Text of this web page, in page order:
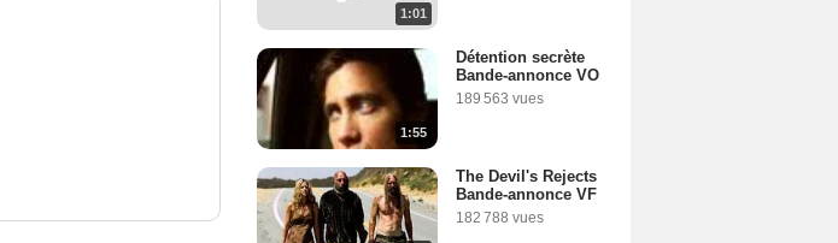
1:01
1:55
Détention secrète
Bande-annonce VO
189 563 vues
The Devil's Rejects
Bande-annonce VF
182 788 vues